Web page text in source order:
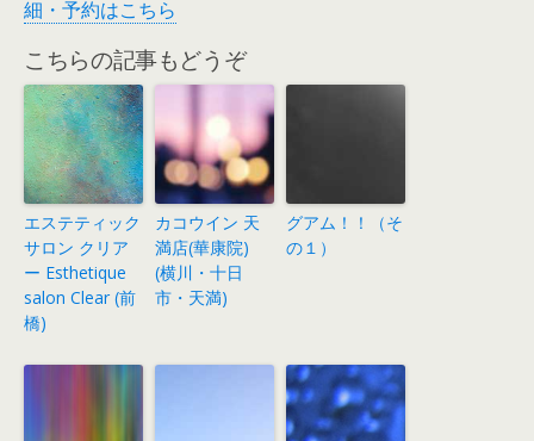
細・予約はこちら
こちらの記事もどうぞ
エステティック
サロン クリア
ー Esthetique
salon Clear (前
橋)
カコウイン 天
満店(華康院)
(横川・十日
市・天満)
グアム！！（そ
の１）